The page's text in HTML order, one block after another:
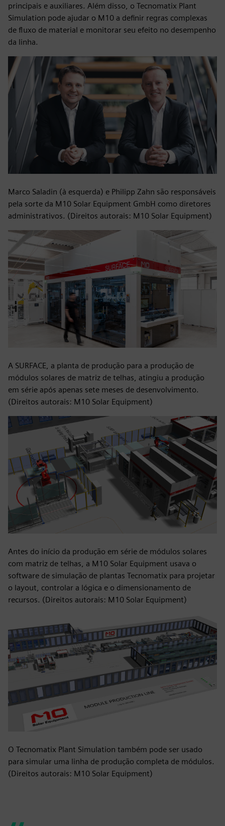
principais e auxiliares. Além disso, o Tecnomatix Plant
Simulation pode ajudar o M10 a definir regras complexas
de fluxo de material e monitorar seu efeito no desempenho
da linha.
Marco Saladin (à esquerda) e Philipp Zahn são responsáveis
pela sorte da M10 Solar Equipment GmbH como diretores
administrativos. (Direitos autorais: M10 Solar Equipment)
A SURFACE, a planta de produção para a produção de
módulos solares de matriz de telhas, atingiu a produção
em série após apenas sete meses de desenvolvimento.
(Direitos autorais: M10 Solar Equipment)
Antes do início da produção em série de módulos solares
com matriz de telhas, a M10 Solar Equipment usava o
software de simulação de plantas Tecnomatix para projetar
o layout, controlar a lógica e o dimensionamento de
recursos. (Direitos autorais: M10 Solar Equipment)
O Tecnomatix Plant Simulation também pode ser usado
para simular uma linha de produção completa de módulos.
(Direitos autorais: M10 Solar Equipment)